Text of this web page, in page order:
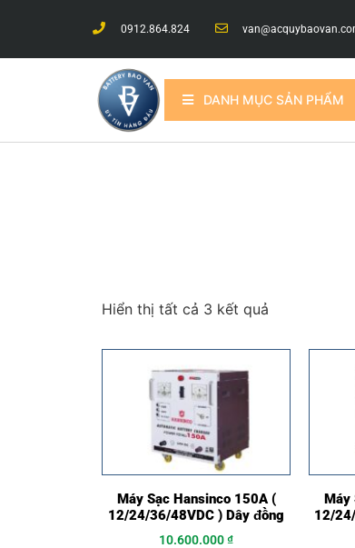
0912.864.824
DANH MỤC SẢN PHẨM
Hiển thị tất cả 3 kết quả
Máy Sạc Hansinco 150A (
12/24/36/48VDC ) Dây đồng
10.600.000₫
12/